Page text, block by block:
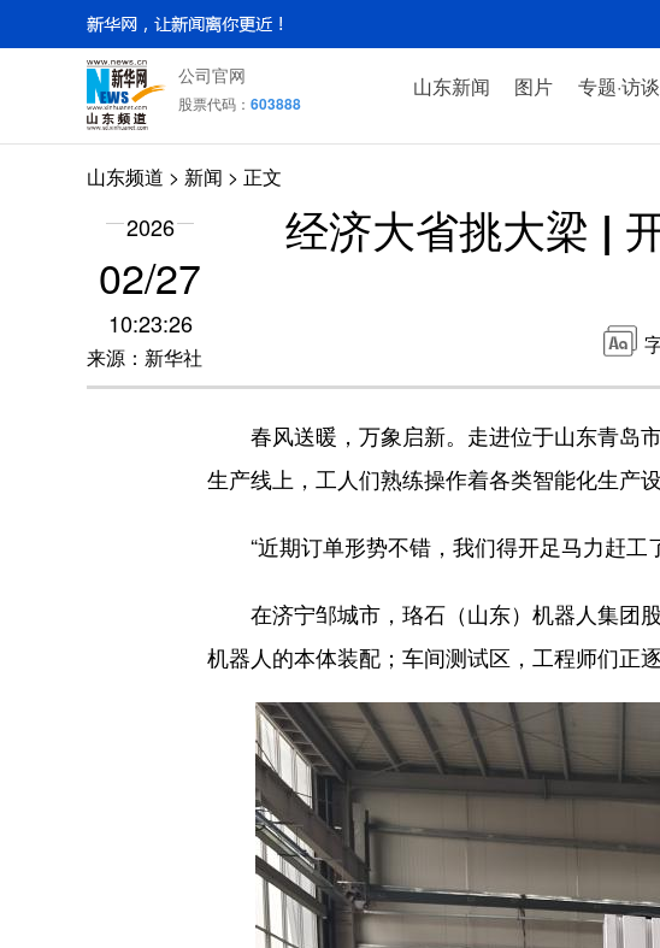
公司官网
股票代码： 603888
山东新闻 图片 专题·访谈
山东频道 > 新闻 > 正文
2026
02/27
10:23:26
来源：新华社
经济大省挑大梁 |
春风送暖，万象启新。走进位于山东青岛市
生产线上，工人们熟练操作着各类智能化生产
“近期订单形势不错，我们得开足马力赶工
在济宁邹城市，珞石（山东）机器人集团股
机器人的本体装配；车间测试区，工程师们正